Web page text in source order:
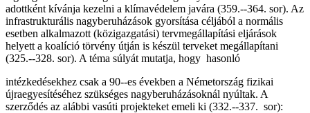
adottként kívánja kezelni a klímavédelem javára (359.-­‐364. sor). Az
infrastrukturális nagyberuházások gyorsítása céljából a normális
esetben alkalmazott (közigazgatási) tervmegállapítási eljárások
helyett a koalíció törvény útján is készül terveket megállapítani
(325.-­‐328. sor). A téma súlyát mutatja, hogy hasonló
intézkedésekhez csak a 90-­‐es években a Németország fizikai
újraegyesítéséhez szükséges nagyberuházásoknál nyúltak. A
szerződés az alábbi vasúti projekteket emeli ki (332.-­‐337. sor):